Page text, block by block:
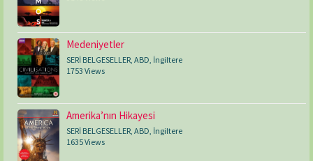
Medeniyetler
SERİ BELGESELLER ABD İngiltere
1753 Views
Amerika’nın Hikayesi
SERİ BELGESELLER ABD İngiltere
1635 Views